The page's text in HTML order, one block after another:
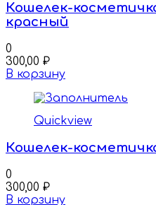
Кошелек-
красный
0
300,00 ₽
В корзину
Quickview
Кошелек-
0
300,00 ₽
В корзину